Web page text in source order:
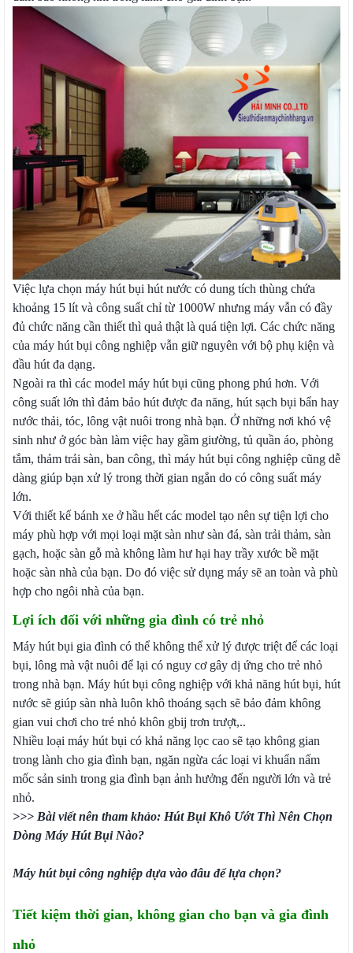
Việc lựa chọn máy hút bụi hút nước có dung tích thùng chứa
khoảng 15 lít và công suất chỉ từ 1000W nhưng máy vẫn có đầy
đủ chức năng cần thiết thì quả thật là quá tiện lợi. Các chức năng
của máy hút bụi công nghiệp vẫn giữ nguyên với bộ phụ kiện và
đầu hút đa dạng.
Ngoài ra thì các model máy hút bụi cũng phong phú hơn. Với
công suất lớn thì đảm bảo hút được đa năng, hút sạch bụi bẩn hay
nước thải, tóc, lông vật nuôi trong nhà bạn. Ở những nơi khó vệ
sinh như ở góc bàn làm việc hay gầm giường, tủ quần áo, phòng
tắm, thảm trải sàn, ban công, thì máy hút bụi công nghiệp cũng dễ
dàng giúp bạn xử lý trong thời gian ngắn do có công suất máy
lớn.
Với thiết kế bánh xe ở hầu hết các model tạo nên sự tiện lợi cho
máy phù hợp với mọi loại mặt sàn như sàn đá, sàn trải thảm, sàn
gạch, hoặc sàn gỗ mà không làm hư hại hay trầy xước bề mặt
hoặc sàn nhà của bạn. Do đó việc sử dụng máy sẽ an toàn và phù
hợp cho ngôi nhà của bạn.
Lợi ích đối với những gia đình có trẻ nhỏ
Máy hút bụi gia đình có thể không thể xử lý được triệt để các loại
bụi, lông mà vật nuôi để lại có nguy cơ gây dị ứng cho trẻ nhỏ
trong nhà bạn. Máy hút bụi công nghiệp với khả năng hút bụi, hút
nước sẽ giúp sàn nhà luôn khô thoáng sạch sẽ bảo đảm không
gian vui chơi cho trẻ nhỏ khôn gbij trơn trượt,..
Nhiều loại máy hút bụi có khả năng lọc cao sẽ tạo không gian
trong lành cho gia đình bạn, ngăn ngừa các loại vi khuẩn nấm
mốc sản sinh trong gia đình bạn ảnh hưởng đến người lớn và trẻ
nhỏ.
>>> Bài viết nên tham khảo: Hút Bụi Khô Ướt Thì Nên Chọn
Dòng Máy Hút Bụi Nào?
Máy hút bụi công nghiệp dựa vào đâu để lựa chọn?
Tiết kiệm thời gian, không gian cho bạn và gia đình
nhỏ